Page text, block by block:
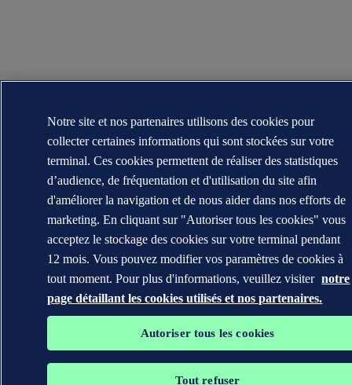
Notre site et nos partenaires utilisons des cookies pour
collecter certaines informations qui sont stockées sur votre
terminal. Ces cookies permettent de réaliser des statistiques
d’audience, de fréquentation et d'utilisation du site afin
d'améliorer la navigation et de nous aider dans nos efforts de
marketing. En cliquant sur "Autoriser tous les cookies" vous
acceptez le stockage des cookies sur votre terminal pendant
12 mois. Vous pouvez modifier vos paramètres de cookies à
tout moment. Pour plus d'informations, veuillez visiter notre
page détaillant les cookies utilisés et nos partenaires.
Autoriser tous les cookies
Tout refuser